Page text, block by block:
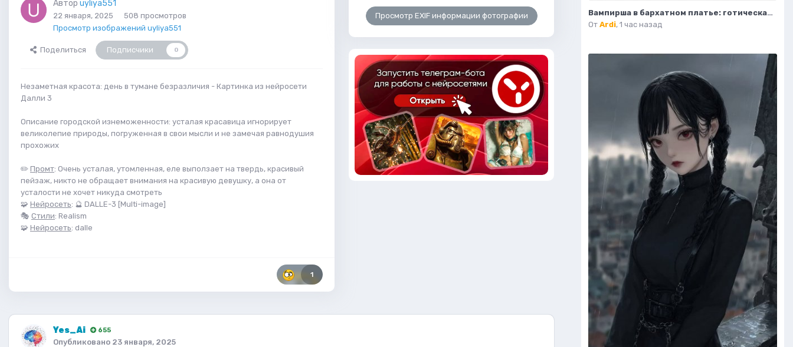
Автор uyliya551
22 января, 2025
508 просмотров
Просмотр изображений uyliya551
Поделиться Подписчики 0
Незаметная красота: день в тумане безразличия - Картинка из нейросети
Далли 3
Описание городской изнеможенности: усталая красавица игнорирует
великолепие природы, погруженная в свои мысли и не замечая равнодушия
прохожих
✏️ Промт: Очень усталая, утомленная, еле выползает на твердь, красивый
пейзаж, никто не обращает внимания на красивую девушку, а она от
усталости не хочет никуда смотреть
🧩 Нейросеть: 🔮 DALLE-3 [Multi-image]
🎭 Стили: Realism
🧩 Нейросеть: dalle
1
Просмотр EXIF информации фотографии
Yes_Ai 655
Опубликовано 23 января, 2025
Вампирша в бархатном платье: готическая элегантность и таинственная красота ночи. Изображение из нейросети Flux Ai
От Ardi, 1 час назад